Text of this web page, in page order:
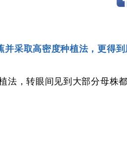
采取高密度种植法，更得
法，转眼间见到大部分母株